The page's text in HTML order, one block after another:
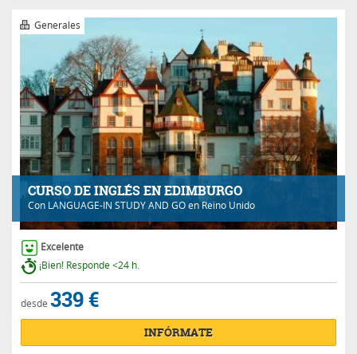
CURSO DE INGLÉS EN EDIMBURGO
Con LANGUAGE-IN STUDY AND GOen Reino Unido
Generales
Excelente
¡Bien! Responde <24 h.
desde 339 €
INFÓRMATE